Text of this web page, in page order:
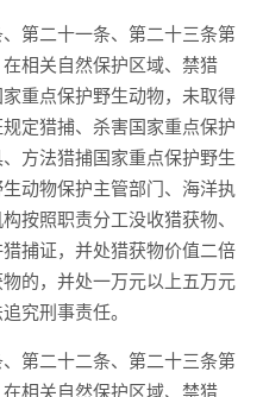
第二十一条、第二十三条第
相关自然保护区域、禁猎
重点保护野生动物，未取得
定猎捕、杀害国家重点保护
方法猎捕国家重点保护野生
动物保护主管部门、海洋执
按照职责分工没收猎获物、
捕证，并处猎获物价值二倍
的，并处一万元以上五万元
究刑事责任。
第二十二条、第二十三条第
相关自然保护区域、禁猎